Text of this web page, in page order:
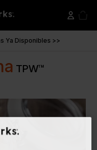
Ya Disponibles >>
TPW™